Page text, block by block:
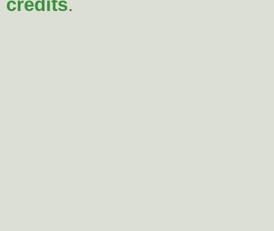
credits.